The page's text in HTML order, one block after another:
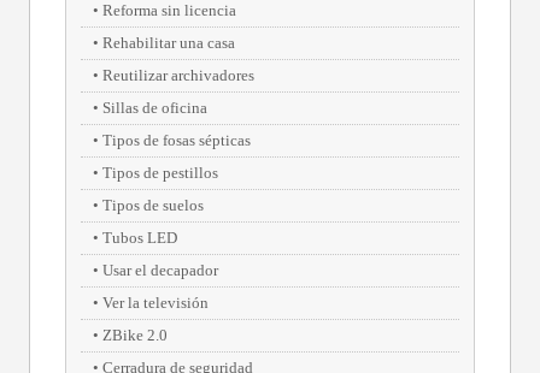
Reforma sin licencia
Rehabilitar una casa
Reutilizar archivadores
Sillas de oficina
Tipos de fosas sépticas
Tipos de pestillos
Tipos de suelos
Tubos LED
Usar el decapador
Ver la televisión
ZBike 2.0
Cerradura de seguridad